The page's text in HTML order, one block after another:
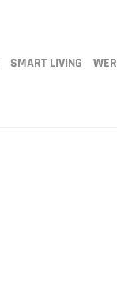
SMART LIVING